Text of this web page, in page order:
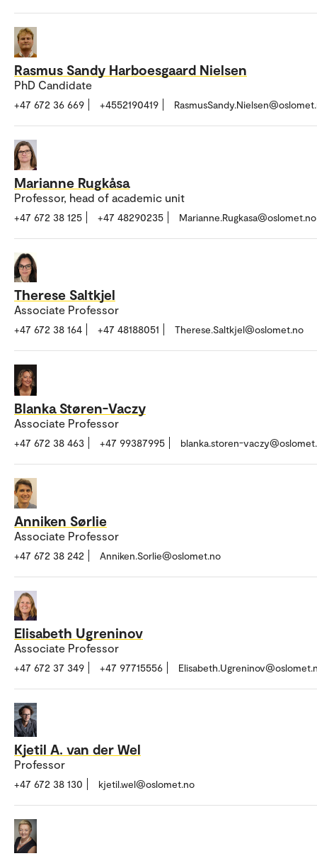
Rasmus Sandy Harboesgaard Nielsen
PhD Candidate
+47 672 36 669 +4552190419
Marianne Rugkåsa
Professor, head of academic unit
+47 672 38 125 +47 48290235 Marianne.Rugkasa@oslomet.no
Therese Saltkjel
Associate Professor
+47 672 38 164 +47 48188051 Therese.Saltkjel@oslomet.no
Blanka Støren-Vaczy
Associate Professor
+47 672 38 463 +47 99387995 blanka.storen-
Anniken Sørlie
Associate Professor
+47 672 38 242 Anniken.Sorlie@oslomet.no
Elisabeth Ugreninov
Associate Professor
+47 672 37 349 +47 97715556
Kjetil A. van der Wel
Professor
+47 672 38 130 kjetil.wel@oslomet.no